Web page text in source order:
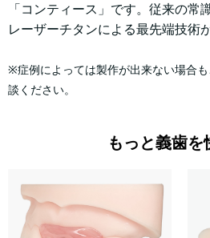
「コンティース」です。従来の常
レーザーチタンによる最先端技術
※症例によっては製作が出来ない場合
談ください。
もっと義歯を